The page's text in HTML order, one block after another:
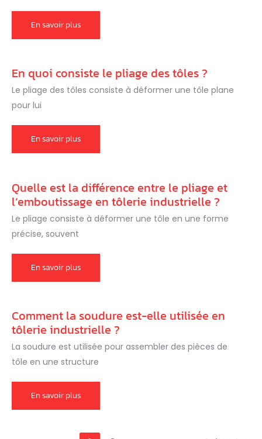
Qu’est-
que
?
En savoir plus
En quoi consiste le pliage des tôles ?
Le pliage des tôles consiste à déformer une tôle plane
pour lui
En
consiste
tôles
?
En savoir plus
Quelle est la différence entre le pliage et
l’emboutissage en tôlerie industrielle ?
Le pliage consiste à déformer une tôle en une forme
précise, souvent
Quelle
la
pliage
et
l’emboutissage
tôlerie
industrielle
?
En savoir plus
Comment la soudure est-elle utilisée en
tôlerie industrielle ?
La soudure est utilisée pour assembler des pièces de
tôle en une structure
Comment
soudure
En savoir plus